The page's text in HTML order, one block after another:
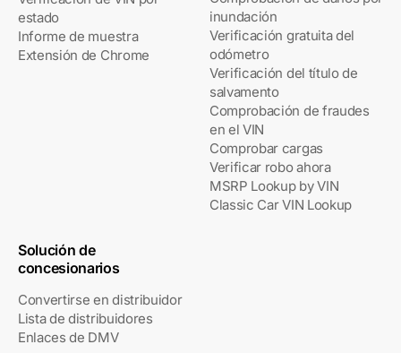
estado
Informe de muestra
Extensión de Chrome
inundación
Verificación gratuita del
odómetro
Verificación del título de
salvamento
Comprobación de fraudes
en el VIN
Comprobar cargas
Verificar robo ahora
MSRP Lookup by VIN
Classic Car VIN Lookup
Solución de
concesionarios
Convertirse en distribuidor
Lista de distribuidores
Enlaces de DMV